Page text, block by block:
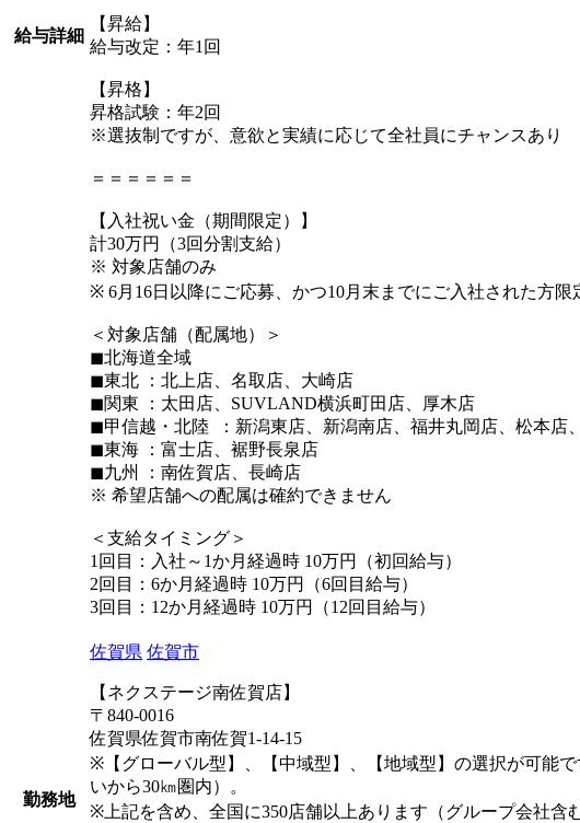
給与詳細
【昇給】
給与改定：年1回
【昇格】
昇格試験：年2回
※選抜制ですが、意欲と実績に応じて全社員にチャンスあり
＝＝＝＝＝＝
【入社祝い金（期間限定）】
計30万円（3回分割支給）
※ 対象店舗のみ
※ 6月16日以降にご応募、かつ10月末までにご入社された方限
＜対象店舗（配属地）＞
◼︎北海道全域
◼︎東北 ：北上店、名取店、大崎店
◼︎関東 ：太田店、SUVLAND横浜町田店、厚木店
◼︎甲信越・北陸 ：新潟東店、新潟南店、福井丸岡店、松本店、
◼︎東海 ：富士店、裾野長泉店
◼︎九州 ：南佐賀店、長崎店
※ 希望店舗への配属は確約できません
＜支給タイミング＞
1回目：入社～1か月経過時 10万円（初回給与）
2回目：6か月経過時 10万円（6回目給与）
3回目：12か月経過時 10万円（12回目給与）
勤務地
佐賀県 佐賀市
【ネクステージ南佐賀店】
〒840-0016
佐賀県佐賀市南佐賀1-14-15
※【グローバル型】、【中域型】、【地域型】の選択が可能
いから30㎞圏内）。
※上記を含め、全国に350店舗以上あります（グループ会社含